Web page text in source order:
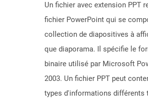
Un fichier avec extension PPT
fichier PowerPoint qui se
collection de diapositives à
que diaporama. Il spécifie le
binaire utilisé par Microsoft
2003. Un fichier PPT peut
types d'informations différents